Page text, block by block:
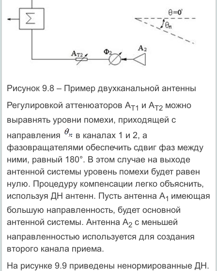
Рисунок 9.8 – Пример двухканальной антенны
Регулировкой аттенюаторов АТ1 и АТ2можно
выравнять уровни помехи, приходящей с
направления
в каналах 1 и 2, а
фазовращателями обеспечить сдвиг фаз между
ними, равный 180°. В этом случае на выходе
антенной системы уровень помехи будет равен
нулю. Процедуру компенсации легко объяснить,
используя ДН антенн. Пусть антенна А1 имеющая
большую направленность, будет основной
антенной системы. Антенна А2с меньшей
направленностью используется для создания
второго канала приема.
На рисунке 9.9 приведены ненормированные ДН.